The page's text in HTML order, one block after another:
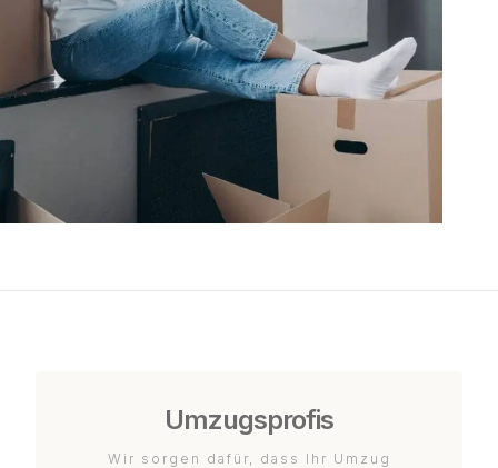
Umzugsprofis
Wir sorgen dafür, dass Ihr Umzug